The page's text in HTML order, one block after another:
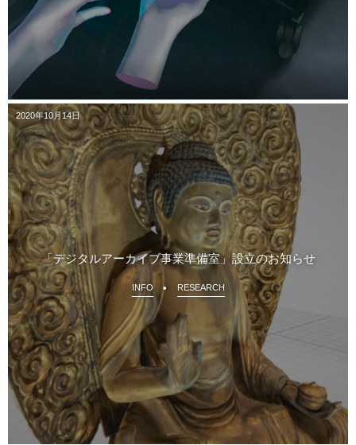
2020年10月14日
「デジタルアーカイブ事業準備室」設立のお知らせ
INFO RESEARCH